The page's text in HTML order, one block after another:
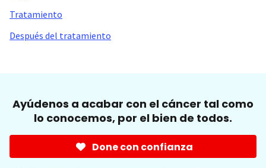
Tratamiento
Después del tratamiento
Ayúdenos a acabar con el cáncer tal como
lo conocemos, por el bien de todos.
Done con confianza